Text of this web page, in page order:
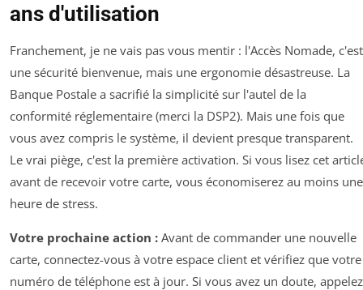
ans d'utilisation
Franchement, je ne vais pas vous mentir : l'Accès Nomade, c'est
une sécurité bienvenue, mais une ergonomie désastreuse. La
Banque Postale a sacrifié la simplicité sur l'autel de la
conformité réglementaire (merci la DSP2). Mais une fois que
vous avez compris le système, il devient presque transparent.
Le vrai piège, c'est la première activation. Si vous lisez cet
avant de recevoir votre carte, vous économiserez au moins une
heure de stress.
Votre prochaine action : Avant de commander une nouvelle
carte, connectez-vous à votre espace client et vérifiez que votre
numéro de téléphone est à jour. Si vous avez un doute, appelez